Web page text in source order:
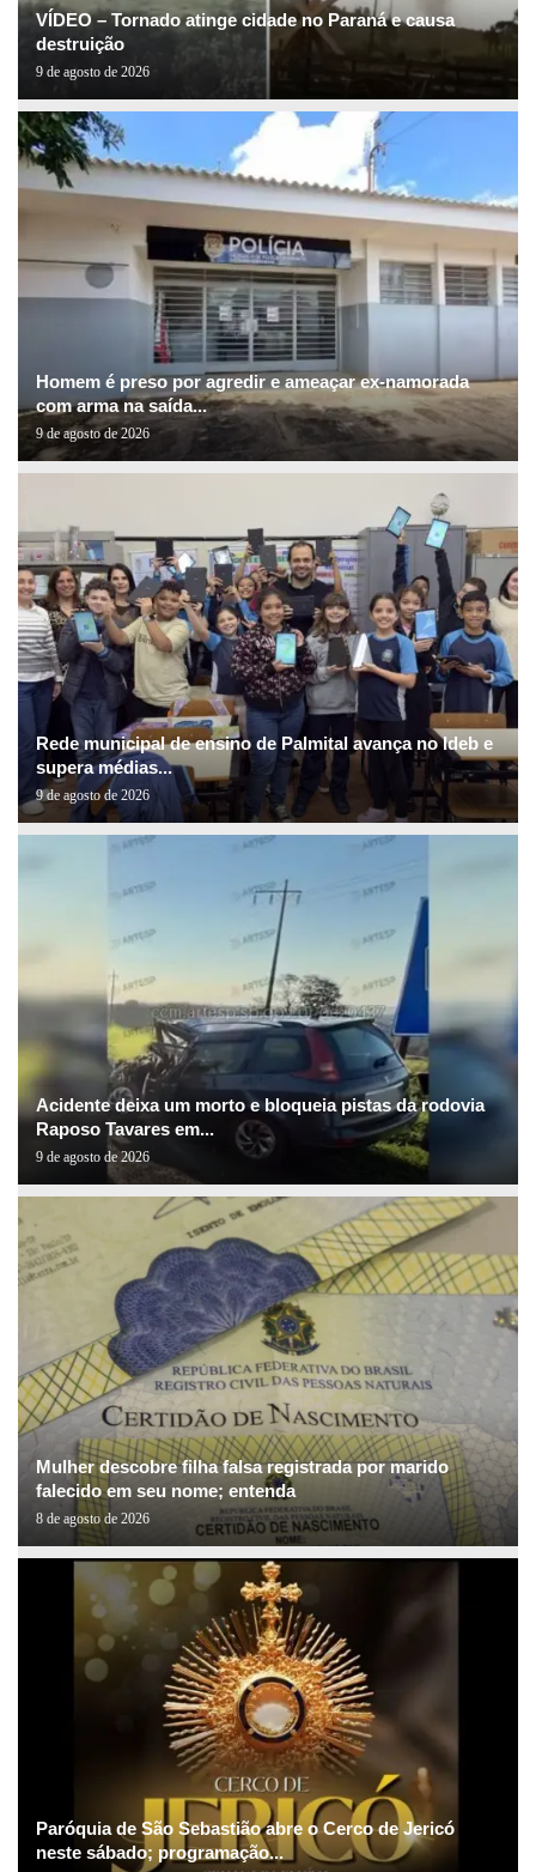
VÍDEO – Tornado atinge cidade no Paraná e causa
destruição
9 de agosto de 2026
Homem é preso por agredir e ameaçar ex-namorada
com arma na saída...
9 de agosto de 2026
Rede municipal de ensino de Palmital avança no Ideb e
supera médias...
9 de agosto de 2026
Acidente deixa um morto e bloqueia pistas da rodovia
Raposo Tavares em...
9 de agosto de 2026
Mulher descobre filha falsa registrada por marido
falecido em seu nome; entenda
8 de agosto de 2026
Paróquia de São Sebastião abre o Cerco de Jericó
neste sábado; programação...